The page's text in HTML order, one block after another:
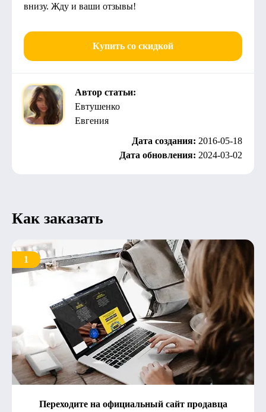
внизу. Жду и ваши отзывы!
Купить со скидкой
Автор статьи:
Евтушенко
Евгения
Дата создания: 2016-05-18
Дата обновления: 2024-03-02
Как заказать
1
Переходите на официальный сайт продавца